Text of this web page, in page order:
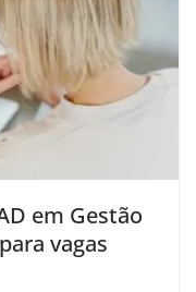
em Gestão
vagas